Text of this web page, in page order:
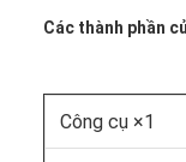
Các thành phần
Công cụ ×1